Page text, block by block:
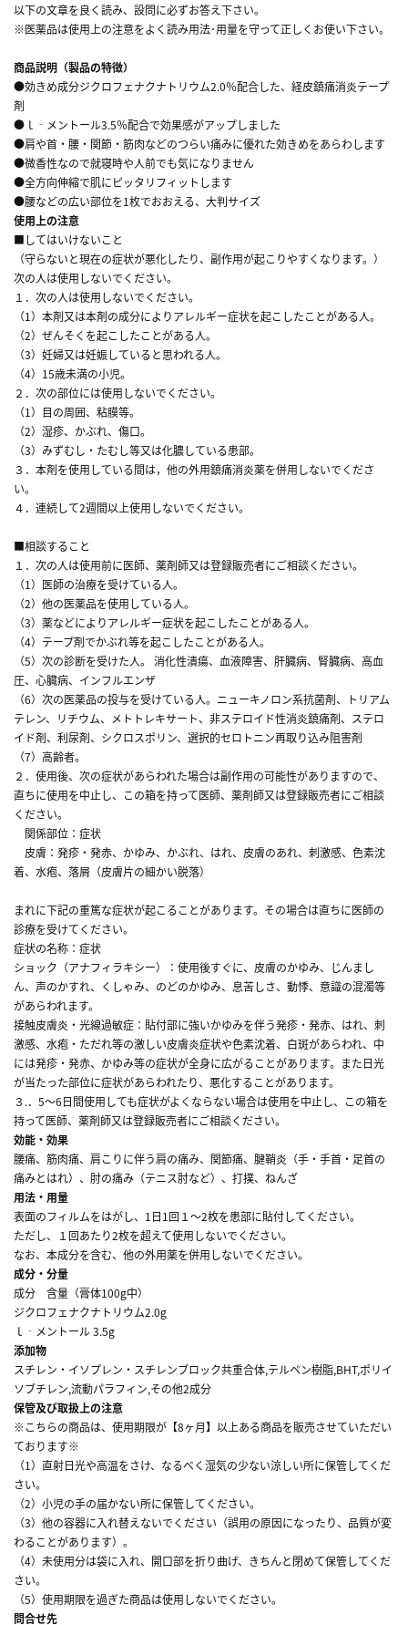
以下の文章を良く読み、設問に必ずお答え下さい。
※医薬品は使用上の注意をよく読み用法･用量を守って正しくお使い下さい。
商品説明（製品の特徴）
●効きめ成分ジクロフェナクナトリウム2.0％配合した、経皮鎮痛消炎テープ
剤
●ｌ‐メントール3.5％配合で効果感がアップしました
●肩や首・腰・関節・筋肉などのつらい痛みに優れた効きめをあらわします
●微香性なので就寝時や人前でも気になりません
●全方向伸縮で肌にピッタリフィットします
●腰などの広い部位を1枚でおおえる、大判サイズ
使用上の注意
■してはいけないこと
（守らないと現在の症状が悪化したり、副作用が起こりやすくなります。）
次の人は使用しないでください。
１．次の人は使用しないでください。
（1）本剤又は本剤の成分によりアレルギー症状を起こしたことがある人。
（2）ぜんそくを起こしたことがある人。
（3）妊婦又は妊娠していると思われる人。
（4）15歳未満の小児。
２．次の部位には使用しないでください。
（1）目の周囲、粘膜等。
（2）湿疹、かぶれ、傷口。
（3）みずむし・たむし等又は化膿している患部。
３．本剤を使用している間は，他の外用鎮痛消炎薬を併用しないでくださ
い。
４．連続して2週間以上使用しないでください。
■相談すること
１．次の人は使用前に医師、薬剤師又は登録販売者にご相談ください。
（1）医師の治療を受けている人。
（2）他の医薬品を使用している人。
（3）薬などによりアレルギー症状を起こしたことがある人。
（4）テープ剤でかぶれ等を起こしたことがある人。
（5）次の診断を受けた人。 消化性潰瘍、血液障害、肝臓病、腎臓病、高血
圧、心臓病、インフルエンザ
（6）次の医薬品の投与を受けている人。ニューキノロン系抗菌剤、トリアム
テレン、リチウム、メトトレキサート、非ステロイド性消炎鎮痛剤、ステロ
イド剤、利尿剤、シクロスポリン、選択的セロトニン再取り込み阻害剤
（7）高齢者。
２．使用後、次の症状があらわれた場合は副作用の可能性がありますので、
直ちに使用を中止し、この箱を持って医師、薬剤師又は登録販売者にご相談
ください。
関係部位：症状
皮膚：発疹・発赤、かゆみ、かぶれ、はれ、皮膚のあれ、刺激感、色素沈
着、水疱、落屑（皮膚片の細かい脱落）
まれに下記の重篤な症状が起こることがあります。その場合は直ちに医師の
診療を受けてください。
症状の名称：症状
ショック（アナフィラキシー）：使用後すぐに、皮膚のかゆみ、じんまし
ん、声のかすれ、くしゃみ、のどのかゆみ、息苦しさ、動悸、意識の混濁等
があらわれます。
接触皮膚炎・光線過敏症：貼付部に強いかゆみを伴う発疹・発赤、はれ、刺
激感、水疱・ただれ等の激しい皮膚炎症状や色素沈着、白斑があらわれ、中
には発疹・発赤、かゆみ等の症状が全身に広がることがあります。また日光
が当たった部位に症状があらわれたり、悪化することがあります。
３.．5～6日間使用しても症状がよくならない場合は使用を中止し、この箱を
持って医師、薬剤師又は登録販売者にご相談ください。
効能・効果
腰痛、筋肉痛、肩こりに伴う肩の痛み、関節痛、腱鞘炎（手・手首・足首の
痛みとはれ）、肘の痛み（テニス肘など）、打撲、ねんざ
用法・用量
表面のフィルムをはがし、1日1回１～2枚を患部に貼付してください。
ただし、１回あたり2枚を超えて使用しないでください。
なお、本成分を含む、他の外用薬を併用しないでください。
成分・分量
成分 含量（膏体100g中）
ジクロフェナクナトリウム2.0g
ｌ‐メントール 3.5g
添加物
スチレン・イソプレン・スチレンブロック共重合体,テルペン樹脂,BHT,ポリイ
ソブチレン,流動パラフィン,その他2成分
保管及び取扱上の注意
※こちらの商品は、使用期限が【8ヶ月】以上ある商品を販売させていただい
ております※
（1）直射日光や高温をさけ、なるべく湿気の少ない涼しい所に保管してくだ
さい。
（2）小児の手の届かない所に保管してください。
（3）他の容器に入れ替えないでください（誤用の原因になったり、品質が変
わることがあります）。
（4）未使用分は袋に入れ、開口部を折り曲げ、きちんと閉めて保管してくだ
さい。
（5）使用期限を過ぎた商品は使用しないでください。
問合せ先